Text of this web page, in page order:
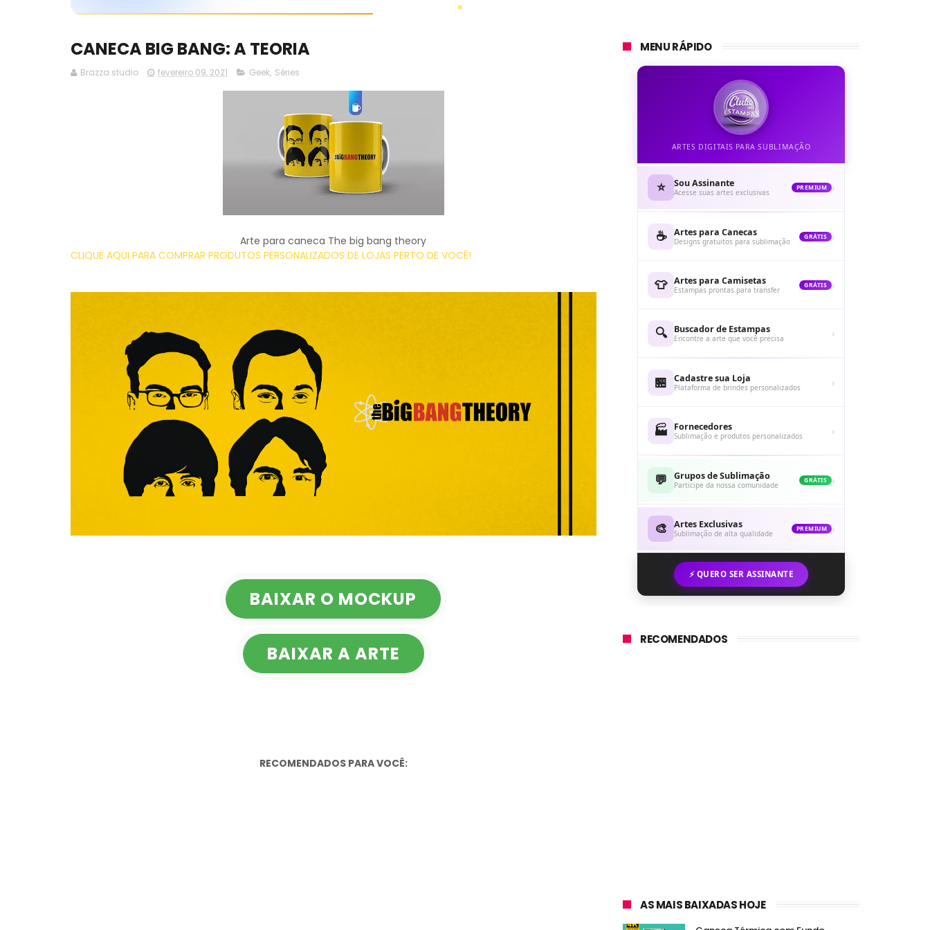
CANECA BIG BANG: A TEORIA
Brazza.studio fevereiro 09, 2021 Geek, Séries
Arte para caneca The big bang theory
CLIQUE AQUI PARA COMPRAR PRODUTOS PERSONALIZADOS DE LOJAS PERTO DE VOCÊ!
BAIXAR O MOCKUP
BAIXAR A ARTE
RECOMENDADOS PARA VOCÊ:
MENU RÁPIDO
ARTES DIGITAIS PARA SUBLIMAÇÃO
⭐ Sou Assinante
Acesse suas artes exclusivas
PREMIUM ›
☕ Artes para Canecas
Designs gratuitos para sublimação
GRÁTIS ›
👕 Artes para Camisetas
Estampas prontas para transfer
GRÁTIS ›
🔍 Buscador de Estampas
Encontre a arte que você precisa ›
🏪 Cadastre sua Loja
Plataforma de brindes personalizados ›
🏭 Fornecedores
Sublimação e produtos personalizados ›
💬 Grupos de Sublimação
Participe da nossa comunidade
GRÁTIS ›
🎨 Artes Exclusivas
Sublimação de alta qualidade
PREMIUM ›
⚡ QUERO SER ASSINANTE
RECOMENDADOS
AS MAIS BAIXADAS HOJE